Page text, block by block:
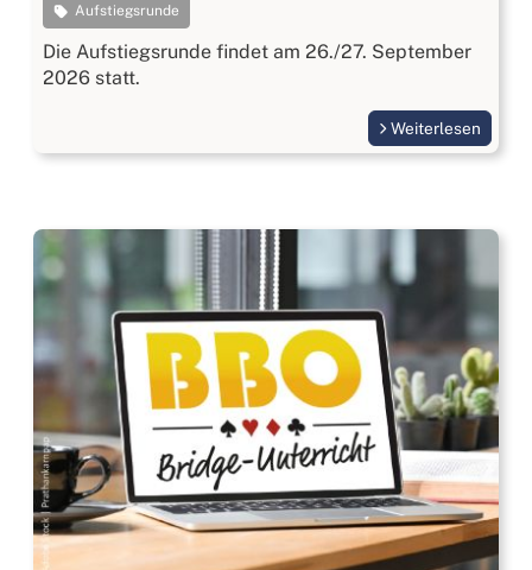
Aufstiegsrunde
Die Aufstiegsrunde findet am 26./27. September
2026 statt.
Weiterlesen